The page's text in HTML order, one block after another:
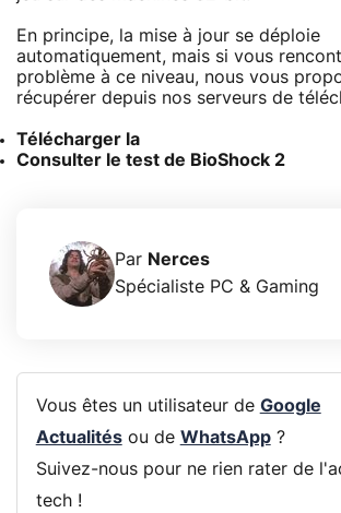
En principe, la mise à jour se déploie
automatiquement, mais si vous
problème à ce niveau, nous vous
récupérer depuis nos serveurs de
Télécharger la
Consulter le test de BioShock 2
Par Nerces
Spécialiste PC & Gaming
Vous êtes un utilisateur de Google
Actualitésou de WhatsApp?
Suivez-nous pour ne rien rater de
tech !